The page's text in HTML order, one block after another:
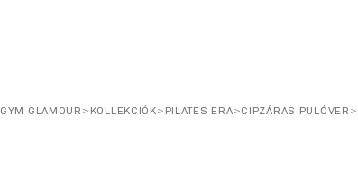
GYM GLAMOUR > KOLLEKCIÓK> PILATES ERA>CIPZÁRAS PULÓVER >